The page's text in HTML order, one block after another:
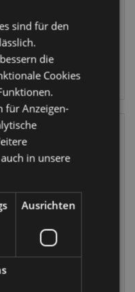
976 auf
Lager
ANMELDEN
VORRÄTIG
Mexico Kaktus mit
sind für den
die
Cookies
für Anzeigen-
in unsere
Ausrichten